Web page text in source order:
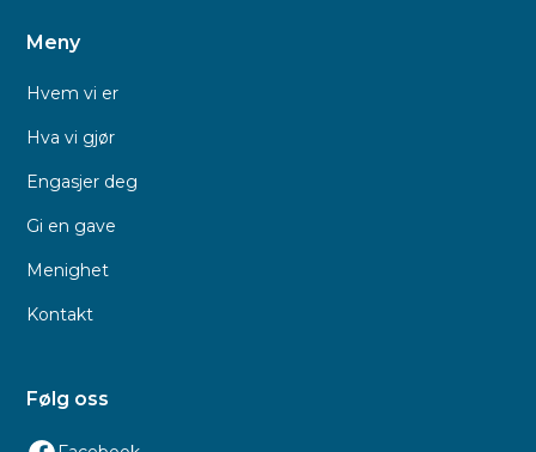
Meny
Hvem vi er
Hva vi gjør
Engasjer deg
Gi en gave
Menighet
Kontakt
Følg oss